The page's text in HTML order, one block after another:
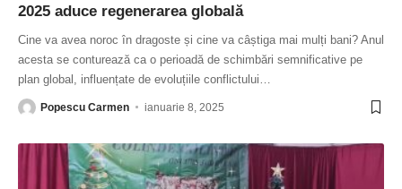
2025 aduce regenerarea globală
Cine va avea noroc în dragoste și cine va câștiga mai mulți bani? Anul
acesta se conturează ca o perioadă de schimbări semnificative pe
plan global, influențate de evoluțiile conflictului
Popescu Carmen ianuarie 8, 2025